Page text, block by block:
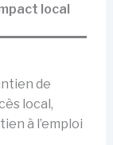
local
de
local,
à l’emploi